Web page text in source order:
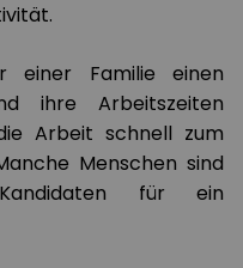
einer Familie einen
ihre Arbeitszeiten
Arbeit schnell zum
Menschen sind
für ein